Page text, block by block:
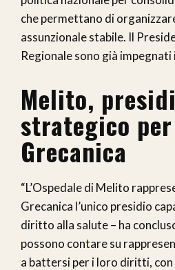
che permettano di
assunzionale stabile. Il
Regionale sono già impegnati
Melito,
strategico per
Grecanica
“L’Ospedale di Melito
Grecanica l’unico presidio
diritto alla salute – ha
possono contare su
a battersi per i loro diritti, con